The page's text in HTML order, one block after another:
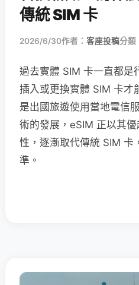
傳統 SIM 卡
2026/6/30作者： 客座投稿分類
過去實體 SIM 卡一直都是
插入或更換實體 SIM 卡才
是出國旅遊使用當地電信
術的發展，eSIM 正以其
性，逐漸取代傳統 SIM 卡
準。